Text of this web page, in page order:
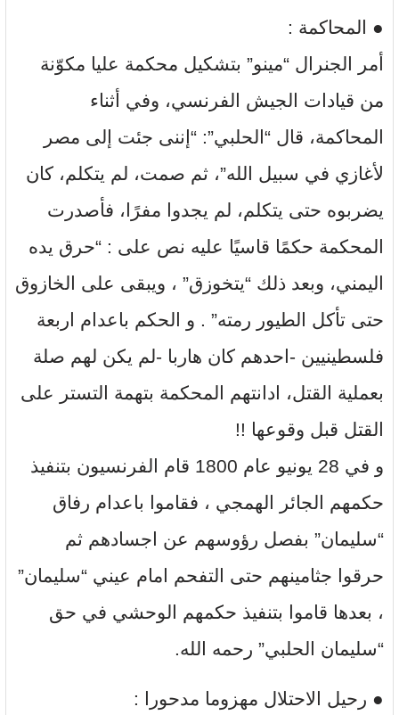
● المحاكمة :
أمر الجنرال “مينو” بتشكيل محكمة عليا مكوّنة
من قيادات الجيش الفرنسي، وفي أثناء
المحاكمة، قال “الحلبي”: “إننى جئت إلى مصر
لأغازي في سبيل الله”، ثم صمت، لم يتكلم، كان
يضربوه حتى يتكلم، لم يجدوا مفرًا، فأصدرت
المحكمة حكمًا قاسيًا عليه نص على : “حرق يده
اليمني، وبعد ذلك “يتخوزق” ، ويبقى على الخازوق
حتى تأكل الطيور رمته” . و الحكم باعدام اربعة
فلسطينيين -احدهم كان هاربا -لم يكن لهم صلة
بعملية القتل، ادانتهم المحكمة بتهمة التستر على
القتل قبل وقوعها !!
و في 28 يونيو عام 1800 قام الفرنسيون بتنفيذ
حكمهم الجائر الهمجي ، فقاموا باعدام رفاق
“سليمان” بفصل رؤوسهم عن اجسادهم ثم
حرقوا جثامينهم حتى التفحم امام عيني “سليمان”
، بعدها قاموا بتنفيذ حكمهم الوحشي في حق
“سليمان الحلبي” رحمه الله.
● رحيل الاحتلال مهزوما مدحورا :